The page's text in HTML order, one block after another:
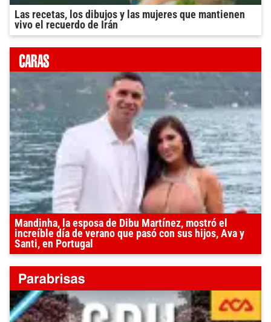
Las recetas, los dibujos y las mujeres que mantienen
vivo el recuerdo de Irán
Mandinha, la esposa de Dibu Martínez, mostró el
increíble día de verano que pasó con sus hijos, Ava y
Santi, en Portugal